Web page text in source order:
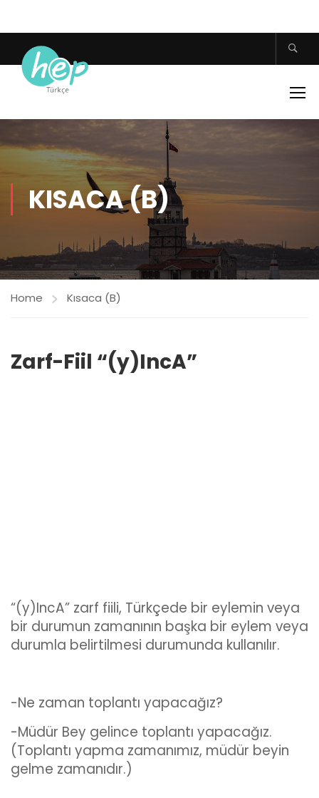
KISACA (B)
Home Kısaca (B)
Zarf-Fiil “(y)IncA”
“(y)IncA” zarf fiili, Türkçede bir eylemin veya
bir durumun zamanının başka bir eylem veya
durumla belirtilmesi durumunda kullanılır.
-Ne zaman toplantı yapacağız?
-Müdür Bey gelince toplantı yapacağız.
(Toplantı yapma zamanımız, müdür beyin
gelme zamanıdır.)